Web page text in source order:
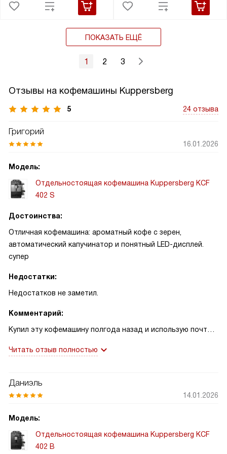
ПОКАЗАТЬ ЕЩЁ
1 2 3
Отзывы на кофемашины Kuppersberg
5 24 отзыва
Григорий
16.01.2026
Модель:
Отдельностоящая кофемашина Kuppersberg KCF
402 S
Достоинства:
Отличная кофемашина: ароматный кофе с зерен,
автоматический капучинатор и понятный LED-дисплей.
супер
Недостатки:
Недостатков не заметил.
Комментарий:
Купил эту кофемашину полгода назад и использую почти
с LED-дисплеем и сенсорными кнопками, всё интуитивно.
регулировка помола в шести степенях помогает
— утром жена была в восторге, когда я приготовил ей
Однажды пригласил друга, который редко хвалит технику;
Читать отзыв полностью
Даниэль
14.01.2026
Модель:
Отдельностоящая кофемашина Kuppersberg KCF
402 B